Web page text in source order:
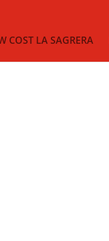
COST LA SAGRERA